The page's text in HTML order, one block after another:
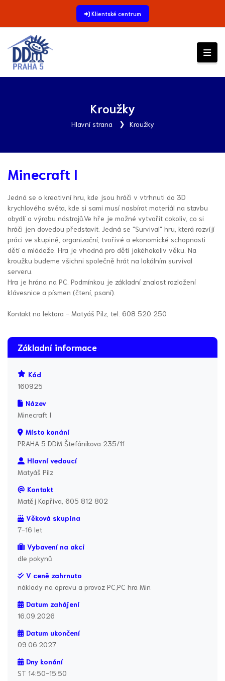
Klientské centrum
Kroužky
Hlavní strana Kroužky
Minecraft I
Jedná se o kreativní hru, kde jsou hráči v vtrhnuti do 3D
krychlového světa, kde si sami musí nasbírat materiál na stavbu
obydlí a výrobu nástrojů.Ve hře je možné vytvořit cokoliv, co si
hráči jen dovedou představit. Jedná se "Survival" hru, která rozvíjí
práci ve skupině, organizační, tvořivé a ekonomické schopnosti
dětí a mládeže. Hra je vhodná pro děti jakéhokoliv věku. Na
kroužku budeme všichni společně hrát na lokálním survival
serveru.
Hra je hrána na PC. Podmínkou je základní znalost rozložení
klávesnice a písmen (čtení, psaní).
Kontakt na lektora - Matyáš Pilz, tel. 608 520 250
Základní informace
Kód
160925
Název
Minecraft I
Místo konání
PRAHA 5 DDM Štefánikova 235/11
Hlavní vedoucí
Matyáš Pilz
Kontakt
Matěj Kopřiva, 605 812 802
Věková skupina
7-16 let
Vybavení na akci
dle pokynů
V ceně zahrnuto
náklady na opravu a provoz PC,PC hra Min
Datum zahájení
16.09.2026
Datum ukončení
09.06.2027
Dny konání
ST 14:50-15:50